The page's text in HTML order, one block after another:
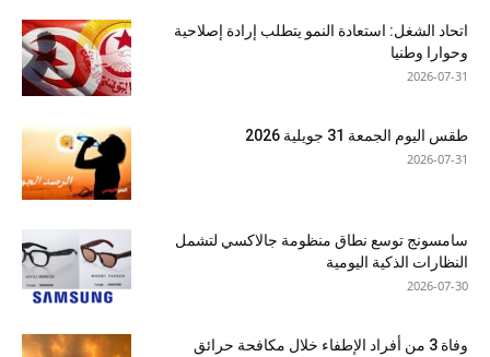
اتحاد الشغل: استعادة النمو يتطلب إرادة إصلاحية
وحوارا وطنيا
2026-07-31
طقس اليوم الجمعة 31 جويلية 2026
2026-07-31
سامسونج توسع نطاق منظومة جالاكسي لتشمل
النظارات الذكية اليومية
2026-07-30
وفاة 3 من أفراد الإطفاء خلال مكافحة حرائق